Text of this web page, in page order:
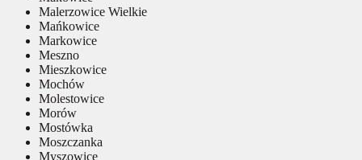
Malerzowice Wielkie
Mańkowice
Markowice
Meszno
Mieszkowice
Mochów
Molestowice
Morów
Mostówka
Moszczanka
Myszowice